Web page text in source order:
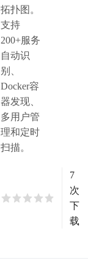
拓扑图。
支持
200+服务
自动识
别、
Docker容
器发现、
多用户管
理和定时
扫描。
7
次
下
载